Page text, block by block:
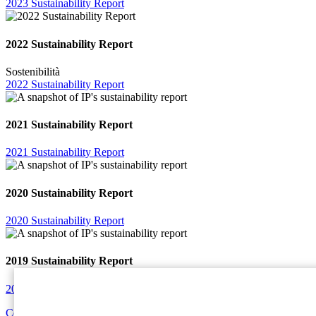
2023 Sustainability Report
2022 Sustainability Report
Sostenibilità
2022 Sustainability Report
2021 Sustainability Report
2021 Sustainability Report
2020 Sustainability Report
2020 Sustainability Report
2019 Sustainability Report
2019 Sustainability Report
Contattaci